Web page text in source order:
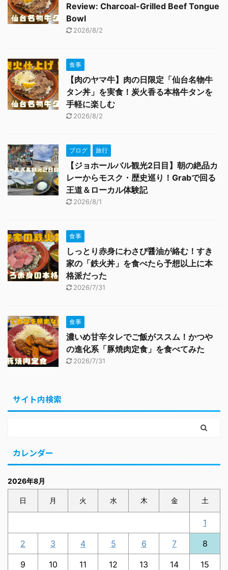
Review: Charcoal-Grilled Beef Tongue
Bowl
2026/8/2
食事
【肉のヤマ牛】肉の日限定「仙台名物牛
タン丼」を実食！炭火香る本格牛タンを
手軽に楽しむ
2026/8/2
ブログ 旅行
【ジョホールバル観光2日目】朝の絶品カ
レーからモスク・歴史巡り！Grabで回る
王道＆ローカル体験記
2026/8/1
食事
しっとり赤身にわさび醤油が絡む！すき
家の「鉄火丼」を食べたら予想以上に本
格派だった
2026/7/31
食事
濃いめ甘辛タレでご飯がススム！かつや
の進化系「豚焼肉定食」を食べてみた
2026/7/31
サイト内検索
カレンダー
2026年8月
日 月 火 水 木 金 土
1
2 3 4 5 6 7 8
9 10 11 12 13 14 15